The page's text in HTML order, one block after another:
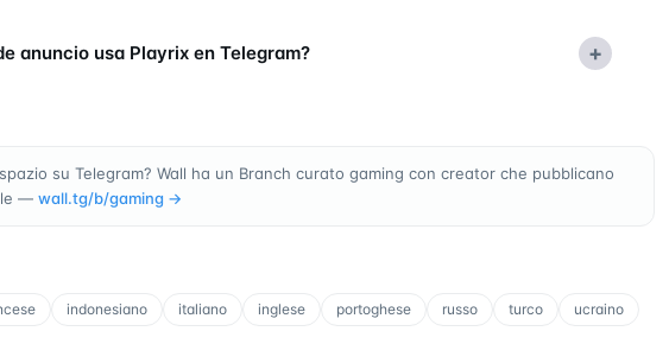
anuncio usa Playrix en Telegram? +
su Telegram? Wall ha un Branch curato gaming con creator che pubblicano
— wall.tg/b/gaming →
indonesiano italiano inglese portoghese russo turco ucraino